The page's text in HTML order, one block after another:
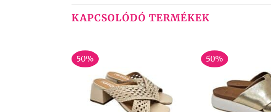
KAPCSOLÓDÓ TERMÉKEK
50% 50%